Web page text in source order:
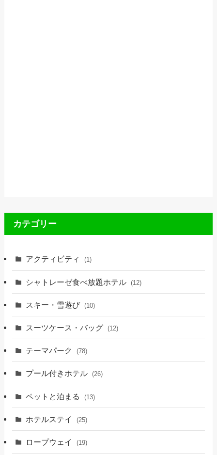
カテゴリー
アクティビティ (1)
シャトレーゼ食べ放題ホテル (12)
スキー・雪遊び (10)
スーツケース・バッグ (12)
テーマパーク (78)
プール付きホテル (26)
ペットと泊まる (13)
ホテルステイ (25)
ロープウェイ (19)